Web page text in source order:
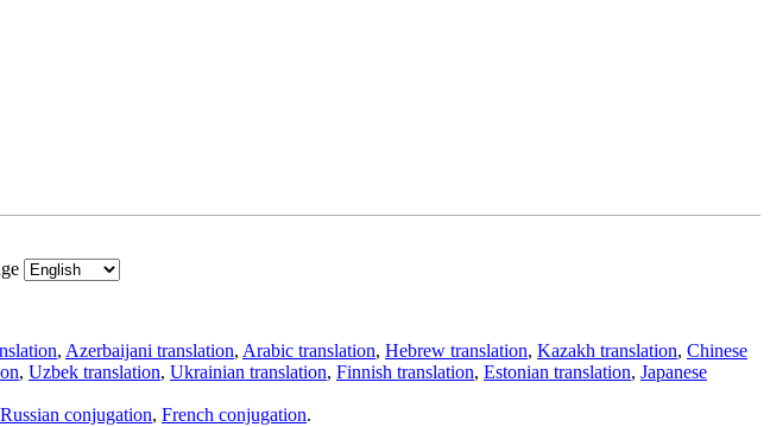
, Azerbaijani translation, Arabic translation, Hebrew translation, Kazakh translation, Chinese
, Uzbek translation, Ukrainian translation, Finnish translation, Estonian translation, Japanese
Russian conjugation, French conjugation.